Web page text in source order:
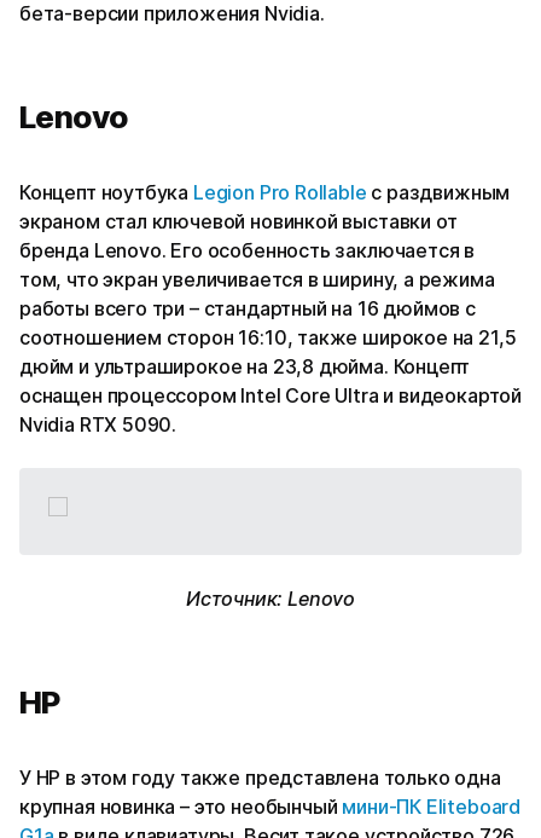
бета-версии приложения Nvidia.
Lenovo
Концепт ноутбука Legion Pro Rollable с раздвижным
экраном стал ключевой новинкой выставки от
бренда Lenovo. Его особенность заключается в
том, что экран увеличивается в ширину, а режима
работы всего три – стандартный на 16 дюймов с
соотношением сторон 16:10, также широкое на 21,5
дюйм и ультраширокое на 23,8 дюйма. Концепт
оснащен процессором Intel Core Ultra и видеокартой
Nvidia RTX 5090.
Источник: Lenovo
HP
У HP в этом году также представлена только одна
крупная новинка – это необынчый мини-ПК Eliteboard